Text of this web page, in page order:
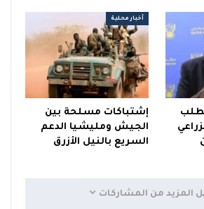
بطلب
أخبار محلية
إشتباكات مسلحة بين
الجيش ومليشيا الدعم
السريع بالنيل الأزرق
المزيد من المشاركات